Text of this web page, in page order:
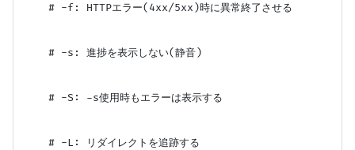
    # -f: HTTPエラー(4xx/5xx)時に異常終了させる
    # -s: 進捗を表示しない(静音)
    # -S: -s使用時もエラーは表示する
    # -L: リダイレクトを追跡する